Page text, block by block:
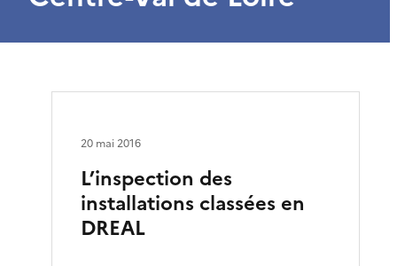
L’inspection des
installations classées en
DREAL
20 mai 2016